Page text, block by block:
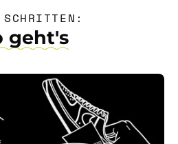
geht's